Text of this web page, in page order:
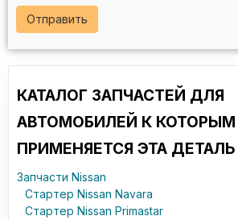
Отправить
КАТАЛОГ ЗАПЧАСТЕЙ ДЛЯ
АВТОМОБИЛЕЙ К КОТОРЫМ
ПРИМЕНЯЕТСЯ ЭТА ДЕТАЛЬ
Запчасти Nissan
Стартер Nissan Navara
Стартер Nissan Primastar